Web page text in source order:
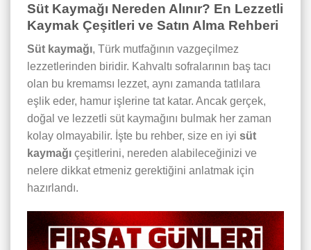
Süt Kaymağı Nereden Alınır? En Lezzetli
Kaymak Çeşitleri ve Satın Alma Rehberi
Süt kaymağı, Türk mutfağının vazgeçilmez
lezzetlerinden biridir. Kahvaltı sofralarının baş tacı
olan bu kremamsı lezzet, aynı zamanda tatlılara
eşlik eder, hamur işlerine tat katar. Ancak gerçek,
doğal ve lezzetli süt kaymağını bulmak her zaman
kolay olmayabilir. İşte bu rehber, size en iyi süt
kaymağı çeşitlerini, nereden alabileceğinizi ve
nelere dikkat etmeniz gerektiğini anlatmak için
hazırlandı.